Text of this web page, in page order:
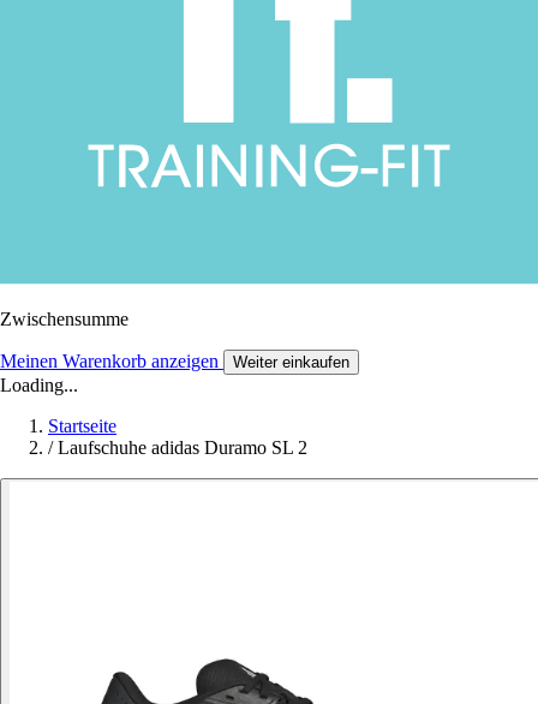
Zwischensumme
Meinen Warenkorb anzeigen Weiter einkaufen
Loading...
Startseite
/ Laufschuhe adidas Duramo SL 2